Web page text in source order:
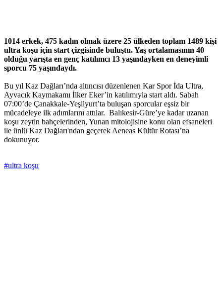
1014 erkek, 475 kadın olmak üzere 25 ülkeden toplam 1489 kişi
ultra koşu için start çizgisinde buluştu. Yaş ortalamasının 40
olduğu yarışta en genç katılımcı 13 yaşındayken en deneyimli
sporcu 75 yaşındaydı.
Bu yıl Kaz Dağları’nda altıncısı düzenlenen Kar Spor İda Ultra,
Ayvacık Kaymakamı İlker Eker’in katılımıyla start aldı. Sabah
07:00’de Çanakkale-Yeşilyurt’ta buluşan sporcular eşsiz bir
mücadeleye ilk adımlarını attılar. Balıkesir-Güre’ye kadar uzanan
koşu zeytin bahçelerinden, Yunan mitolojisine konu olan efsaneleri
ile ünlü Kaz Dağları'ndan geçerek Aeneas Kültür Rotası’na
dokunuyor.
#ultra koşu